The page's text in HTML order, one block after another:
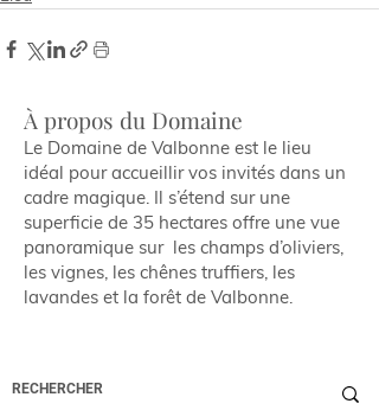
À propos du Domaine
Le Domaine de Valbonne est le lieu
idéal pour accueillir vos invités dans un
cadre magique. Il s’étend sur une
superficie de 35 hectares offre une vue
panoramique sur les champs d’oliviers,
les vignes, les chênes truffiers, les
lavandes et la forêt de Valbonne.